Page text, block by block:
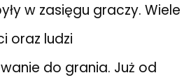
w zasięgu graczy. Wiele
oraz ludzi
do grania. Już od